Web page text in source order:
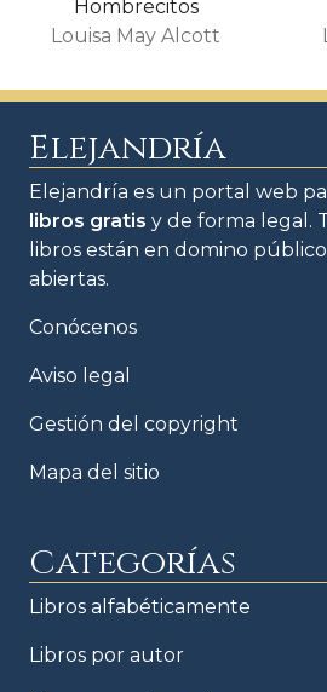
Hombrecitos
Louisa May Alcott
Elejandría
Elejandría es un portal web
libros gratis y de forma legal.
libros están en domino
abiertas.
Conócenos
Aviso legal
Gestión del copyright
Mapa del sitio
Categorías
Libros alfabéticamente
Libros por autor